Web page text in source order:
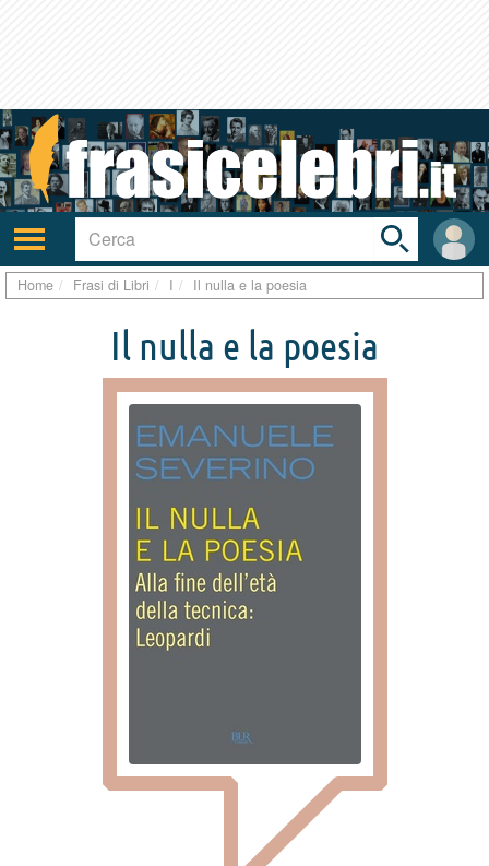
Attiva/disattiva
navigazione
User
area
Toggle
search
bar
Home Frasi di Libri I Il nulla e la poesia
Il nulla e la poesia